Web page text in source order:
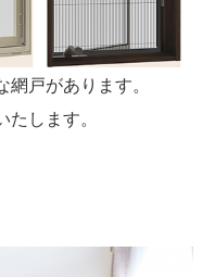
戸があります。
します。